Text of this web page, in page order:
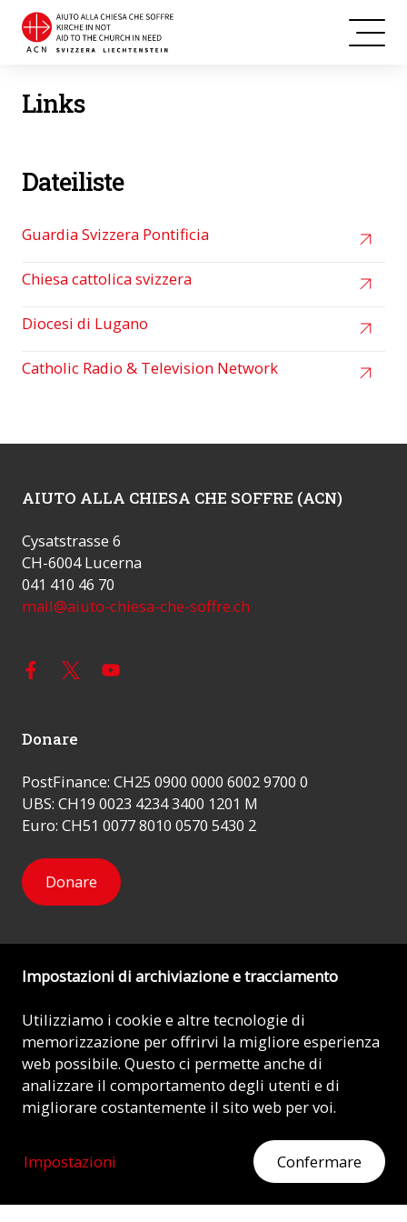
Links
Dateiliste
Guardia Svizzera Pontificia
Chiesa cattolica svizzera
Diocesi di Lugano
Catholic Radio & Television Network
MOSTRATE IL VOSTRO CUORE
AIUTO ALLA CHIESA CHE SOFFRE (ACN)
Cysatstrasse 6
CH-6004 Lucerna
041 410 46 70
mail@aiuto-chiesa-che-soffre.ch
Donare
PostFinance: CH25 0900 0000 6002 9700 0
UBS: CH19 0023 4234 3400 1201 M
Euro: CH51 0077 8010 0570 5430 2
Donare
Newsletter
Mi iscrivo
© 2026 - AIUTO ALLA CHIESA CHE SOFFRE (ACN)
Impronta
Protezione dei dati
Impostazioni di archiviazione e tracciamento
Utilizziamo i cookie e altre tecnologie di
memorizzazione per offrirvi la migliore esperienza
web possibile. Questo ci permette anche di
analizzare il comportamento degli utenti e di
migliorare costantemente il sito web per voi.
Impostazioni Confermare